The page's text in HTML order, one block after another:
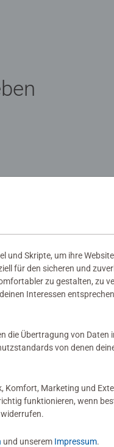
und Skripte, um ihre
für den sicheren und
zu gestalten, zu
Interessen
die Übertragung von Daten
von denen
Komfort, Marketing und
funktionieren, wenn
und unserem Impressum.